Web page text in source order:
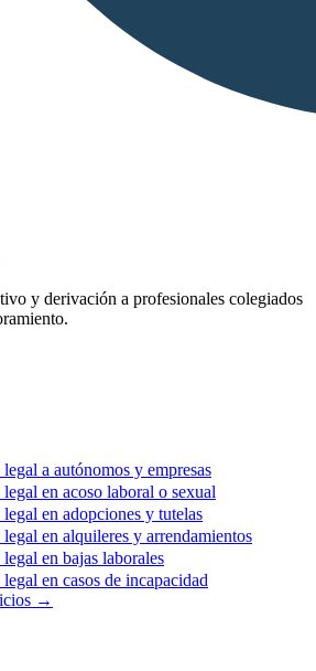
y derivación a profesionales colegiados
a autónomos y empresas
en acoso laboral o sexual
en adopciones y tutelas
en alquileres y arrendamientos
en bajas laborales
en casos de incapacidad
→